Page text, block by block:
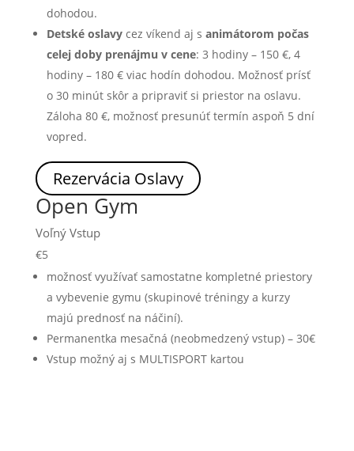
dohodou.
Detské oslavycez víkend aj s animátorom počas
celej doby prenájmu v cene: 3 hodiny – 150 €, 4
hodiny – 180 € viac hodín dohodou. Možnosť prísť
o 30 minút skôr a pripraviť si priestor na oslavu.
Záloha 80 €, možnosť presunúť termín aspoň 5 dní
vopred.
Rezervácia Oslavy
Open Gym
Voľný Vstup
€5
možnosť využívať samostatne kompletné priestory
a vybevenie gymu (skupinové tréningy a kurzy
majú prednosť na náčiní).
Permanentka mesačná (neobmedzený vstup) – 30€
Vstup možný aj s MULTISPORT kartou